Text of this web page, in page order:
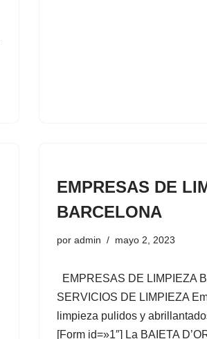
EMPRESAS DE
BARCELONA
por admin mayo 2, 2023
EMPRESAS DE LIMPIEZA
SERVICIOS DE LIMPIEZA
limpieza pulidos y
[Form id=»1″] La BAIETA